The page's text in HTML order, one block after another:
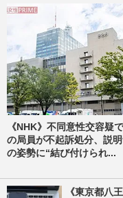
《NHK》不同意性交容疑
の局員が不起訴処分、説
の姿勢に“結び付けられ...
《東京都八